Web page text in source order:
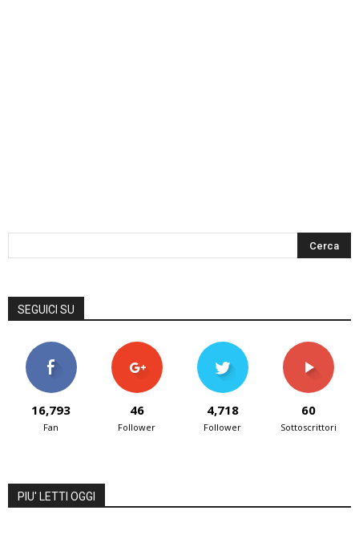
SEGUICI SU
16,793
Fan
46
Follower
4,718
Follower
60
Sottoscrittori
PIU' LETTI OGGI